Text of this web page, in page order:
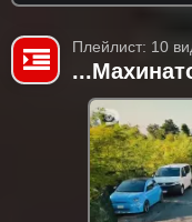
Плейлист: 10